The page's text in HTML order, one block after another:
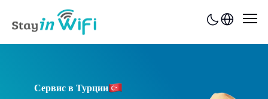
Сервис в Турции